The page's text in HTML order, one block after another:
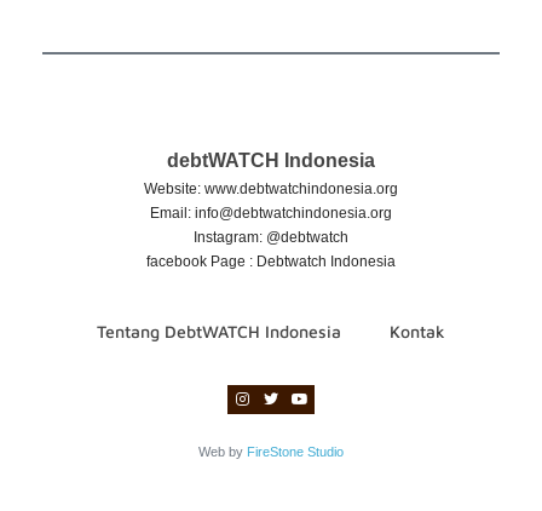
debtWATCH Indonesia
Website: www.debtwatchindonesia.org
Email: info@debtwatchindonesia.org
Instagram: @debtwatch
facebook Page : Debtwatch Indonesia
Tentang DebtWATCH Indonesia Kontak
Web by FireStone Studio